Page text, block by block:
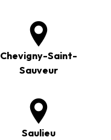
Chevigny-Saint-
Sauveur
Saulieu